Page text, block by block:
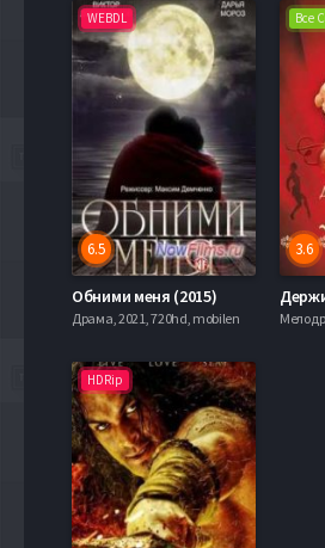
WEBDL
6.5
Обними меня (2015)
Драма, 2021, 720hd, mobilen
Все
3.6
HDRip